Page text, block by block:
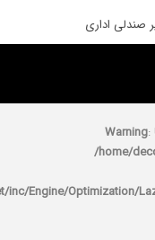
rocket/inc/Engine/